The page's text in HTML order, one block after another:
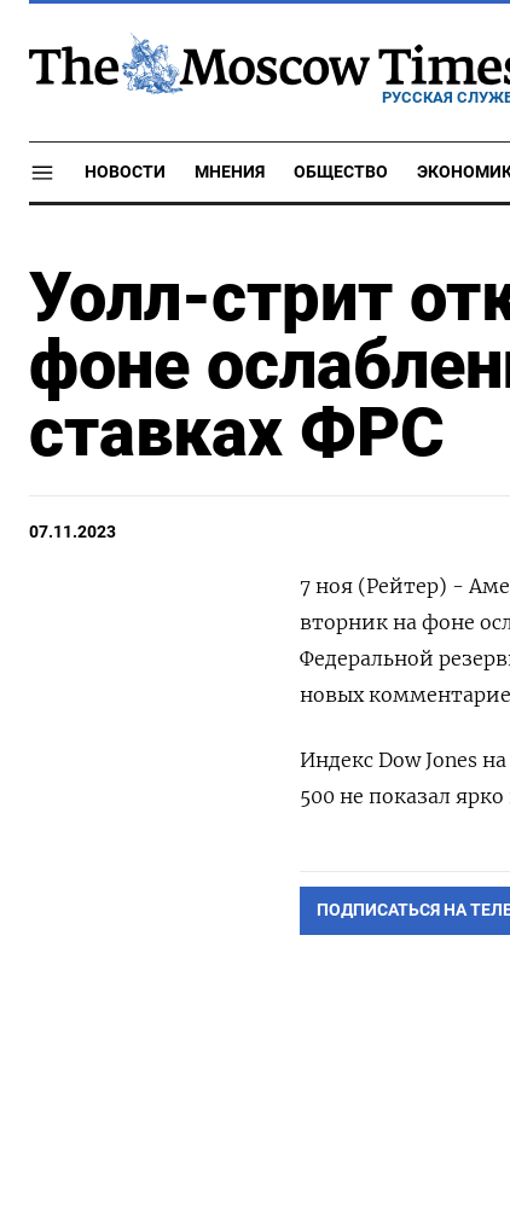
РУССКАЯ
НОВОСТИ МНЕНИЯ ОБЩЕСТВО
Уолл-стрит
фоне
ставках ФРС
07.11.2023
7 ноя (Рейтер) -
вторник на фоне
Федеральной
новых
Индекс Dow Jones
500 не показал
ПОДПИСАТЬСЯ НА